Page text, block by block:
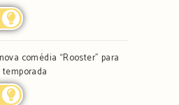
comédia “Rooster” para
temporada